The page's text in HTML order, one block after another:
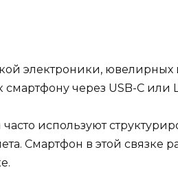
электроники,
через USB-C или
используют
Смартфон в этой связке